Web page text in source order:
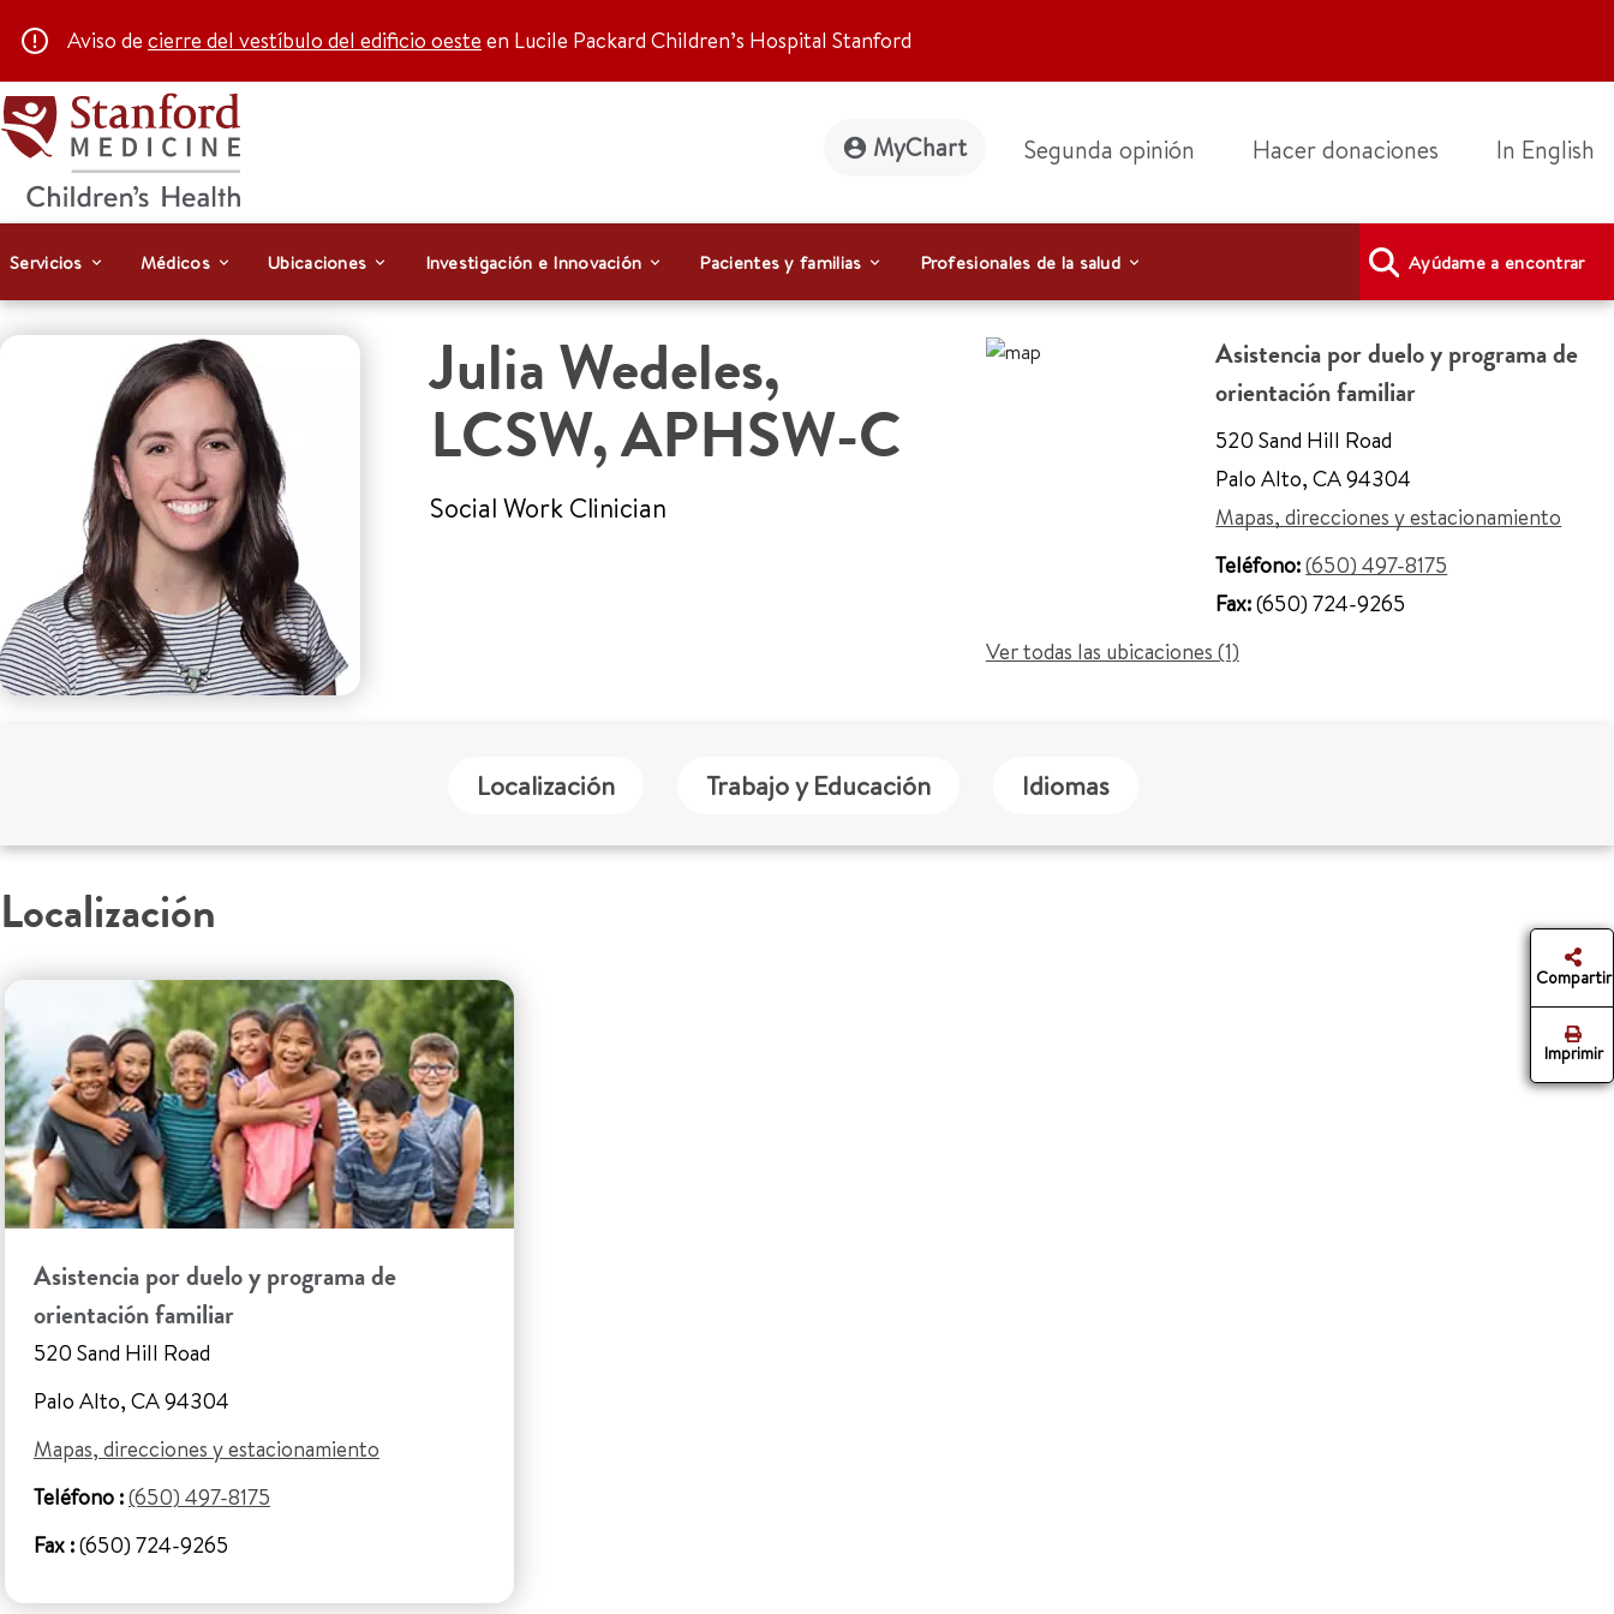
Aviso de cierre del vestíbulo del edificio oeste en Lucile Packard Children’s Hospital Stanford
MyChart Segunda opinión Hacer donaciones In English
Servicios Médicos Ubicaciones Investigación e Innovación Pacientes y familias Profesionales de la salud Ayúdame a encontrar
Julia Wedeles,
LCSW, APHSW-C
Social Work Clinician
Asistencia por duelo y programa de
orientación familiar
520 Sand Hill Road
Palo Alto, CA 94304
Mapas, direcciones y estacionamiento
Teléfono:(650) 497-8175
Fax:(650) 724-9265
Ver todas las ubicaciones (1)
Localización Trabajo y Educación Idiomas
Localización
Asistencia por duelo y programa de
orientación familiar
520 Sand Hill Road
Palo Alto, CA 94304
Mapas, direcciones y estacionamiento
Teléfono :(650) 497-8175
Fax :(650) 724-9265
Compartir
Imprimir